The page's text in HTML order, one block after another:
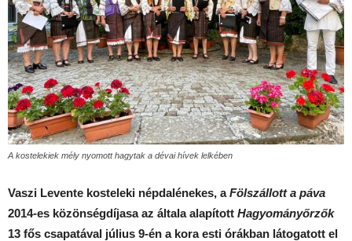
A kostelekiek mély nyomott hagytak a dévai hívek lelkében
Vaszi Levente kosteleki népdalénekes, aFölszállott a páva
2014-es közönségdíjasa az általa alapított Hagyományőrzők
13 fős csapatával július 9-én a kora esti órákban látogatott el